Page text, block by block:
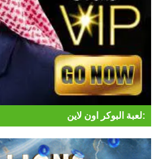
لعبة البوكر اون لاين: